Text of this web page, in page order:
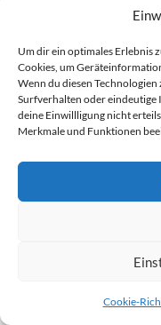
Um dir ein optimales Erlebnis
Cookies, um
Wenn du diesen
Surfverhalten oder eindeutige
deine Einwillligung nicht
Merkmale und Funktionen
Cookie-